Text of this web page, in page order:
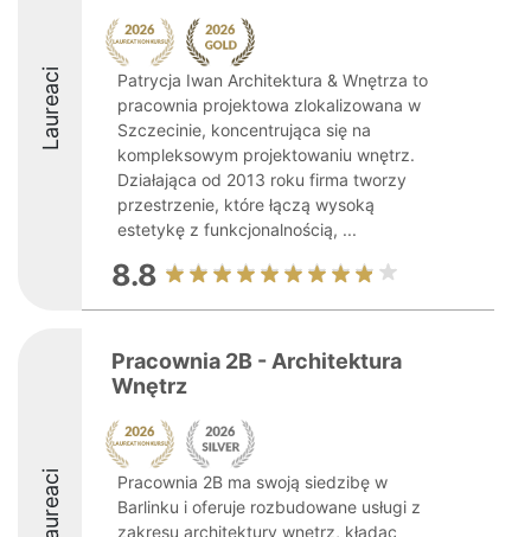
Laureaci
Patrycja Iwan Architektura & Wnętrza to
pracownia projektowa zlokalizowana w
Szczecinie, koncentrująca się na
kompleksowym projektowaniu wnętrz.
Działająca od 2013 roku firma tworzy
przestrzenie, które łączą wysoką
estetykę z funkcjonalnością, ...
8.8
Laureaci
Pracownia 2B - Architektura
Wnętrz
Pracownia 2B ma swoją siedzibę w
Barlinku i oferuje rozbudowane usługi z
zakresu architektury wnętrz, kładąc